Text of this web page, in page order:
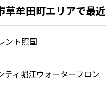
草牟田町エリアで最近
ント照国
ティ堀江ウォーターフロン